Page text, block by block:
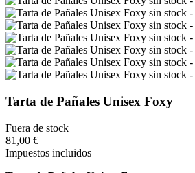
Tarta de Pañales Unisex Foxy
Fuera de stock
81,00 €
Impuestos incluidos